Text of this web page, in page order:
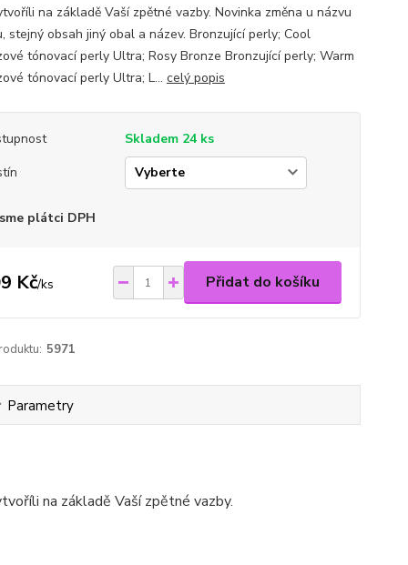
na základě Vaší zpětné vazby. Novinka změna u názvu
stejný obsah jiný obal a název. Bronzující perly; Cool
tónovací perly Ultra; Rosy Bronze Bronzující perly; Warm
tónovací perly Ultra; L... celý popis
Skladem 24 ks
plátci DPH
Kč/ks Přidat do košíku
5971
Parametry
na základě Vaší zpětné vazby.